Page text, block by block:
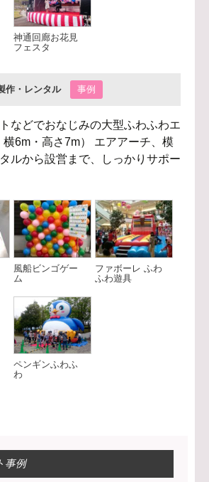
神通回廊お花見
フェスタ
作・レンタル 事例
などでおなじみの大型ふわふわエ
6m・高さ7m） エアアーチ、模
ルから設営まで、しっかりサポー
風船ビンゴゲー
ム
ファボーレ ふわ
ふわ遊具
ペンギンふわふ
わ
事例